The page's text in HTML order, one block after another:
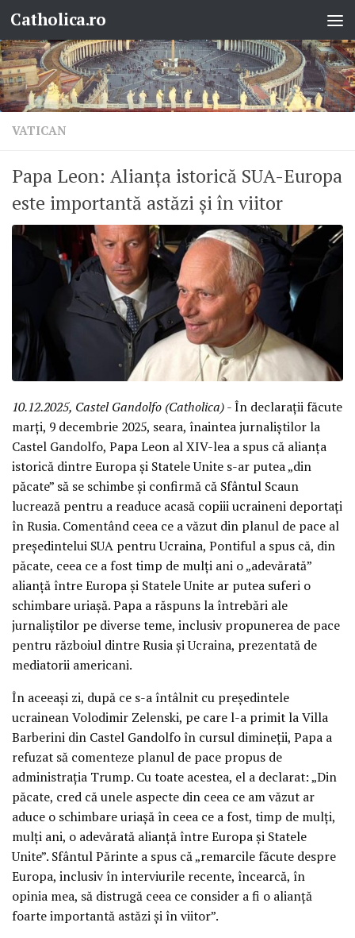
Skip to content
Catholica.ro
VATICAN
Papa Leon: Alianța istorică SUA-Europa
este importantă astăzi și în viitor
10.12.2025, Castel Gandolfo (Catholica)- În declarații făcute
marți, 9 decembrie 2025, seara, înaintea jurnaliștilor la
Castel Gandolfo, Papa Leon al XIV-lea a spus că alianța
istorică dintre Europa și Statele Unite s-ar putea „din
păcate” să se schimbe și confirmă că Sfântul Scaun
lucrează pentru a readuce acasă copiii ucraineni deportați
în Rusia. Comentând ceea ce a văzut din planul de pace al
președintelui SUA pentru Ucraina, Pontiful a spus că, din
păcate, ceea ce a fost timp de mulți ani o „adevărată”
alianță între Europa și Statele Unite ar putea suferi o
schimbare uriașă. Papa a răspuns la întrebări ale
jurnaliștilor pe diverse teme, inclusiv propunerea de pace
pentru războiul dintre Rusia și Ucraina, prezentată de
mediatorii americani.
În aceeași zi, după ce s-a întâlnit cu președintele
ucrainean Volodimir Zelenski, pe care l-a primit la Villa
Barberini din Castel Gandolfo în cursul dimineții, Papa a
refuzat să comenteze planul de pace propus de
administrația Trump. Cu toate acestea, el a declarat: „Din
păcate, cred că unele aspecte din ceea ce am văzut ar
aduce o schimbare uriașă în ceea ce a fost, timp de mulți,
mulți ani, o adevărată alianță între Europa și Statele
Unite”. Sfântul Părinte a spus că „remarcile făcute despre
Europa, inclusiv în interviurile recente, încearcă, în
opinia mea, să distrugă ceea ce consider a fi o alianță
foarte importantă astăzi și în viitor”.